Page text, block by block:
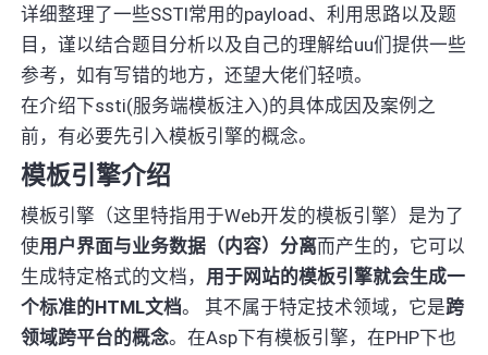
详细整理了一些SSTI常用的payload、利用思路以及题
目，谨以结合题目分析以及自己的理解给uu们提供一些
参考，如有写错的地方，还望大佬们轻喷。
在介绍下ssti(服务端模板注入)的具体成因及案例之
前，有必要先引入模板引擎的概念。
模板引擎介绍
模板引擎（这里特指用于Web开发的模板引擎）是为了
使用户界面与业务数据（内容）分离而产生的，它可以
生成特定格式的文档， 用于网站的模板引擎就会生成一
个标准的HTML文档。 其不属于特定技术领域，它是跨
领域跨平台的概念。在Asp下有模板引擎，在PHP下也